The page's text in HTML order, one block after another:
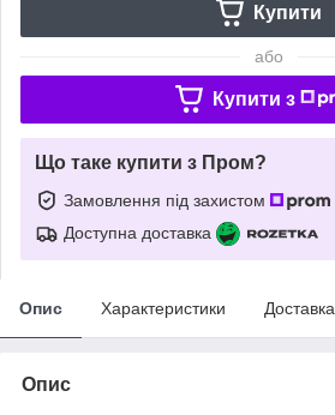
Купити
або
Купити з
Що таке купити з Пром?
Замовлення під захистом
Доступна доставка
Опис Характеристики Доставка
Опис